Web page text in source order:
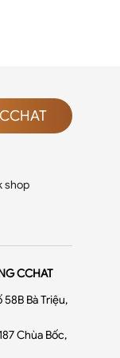
shop
CCHAT
58B Bà Triệu,
Chùa Bốc,